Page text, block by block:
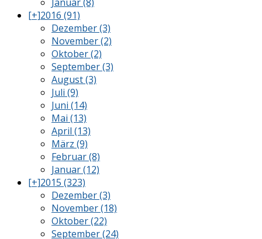
[+]2016 (91)
Dezember (3)
November (2)
Oktober (2)
September (3)
August (3)
Juli (9)
Juni (14)
Mai (13)
April (13)
März (9)
Februar (8)
Januar (12)
[+]2015 (323)
Dezember (3)
November (18)
Oktober (22)
September (24)